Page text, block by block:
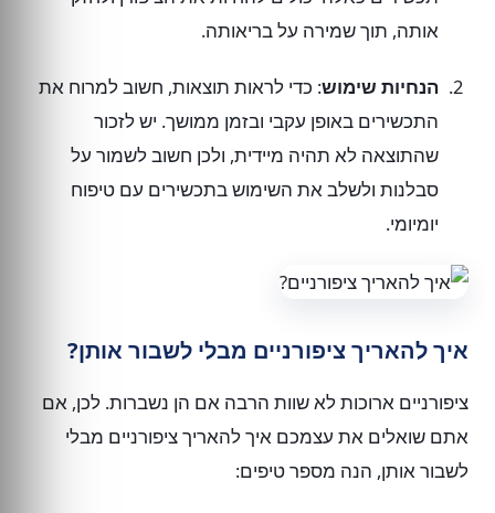
אותה, תוך שמירה על בריאותה.
הנחיות שימוש: כדי לראות תוצאות, חשוב למרוח את
התכשירים באופן עקבי ובזמן ממושך. יש לזכור
שהתוצאה לא תהיה מיידית, ולכן חשוב לשמור על
סבלנות ולשלב את השימוש בתכשירים עם טיפוח
יומיומי.
איך להאריך ציפורניים מבלי לשבור אותן?
ציפורניים ארוכות לא שוות הרבה אם הן נשברות. לכן, אם
אתם שואלים את עצמכם איך להאריך ציפורניים מבלי
לשבור אותן, הנה מספר טיפים: